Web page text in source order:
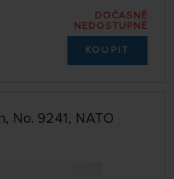
DOČASNĚ
NEDOSTUPNÉ
KOUPIT
No. 9241, NATO